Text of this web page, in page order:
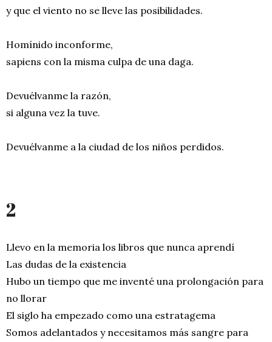
y que el viento no se lleve las posibilidades.
Homínido inconforme,
sapiens con la misma culpa de una daga.
Devuélvanme la razón,
si alguna vez la tuve.
Devuélvanme a la ciudad de los niños perdidos.
2
Llevo en la memoria los libros que nunca aprendí
Las dudas de la existencia
Hubo un tiempo que me inventé una prolongación para
no llorar
El siglo ha empezado como una estratagema
Somos adelantados y necesitamos más sangre para